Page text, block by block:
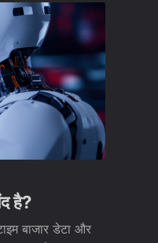
है?
बाजार डेटा और